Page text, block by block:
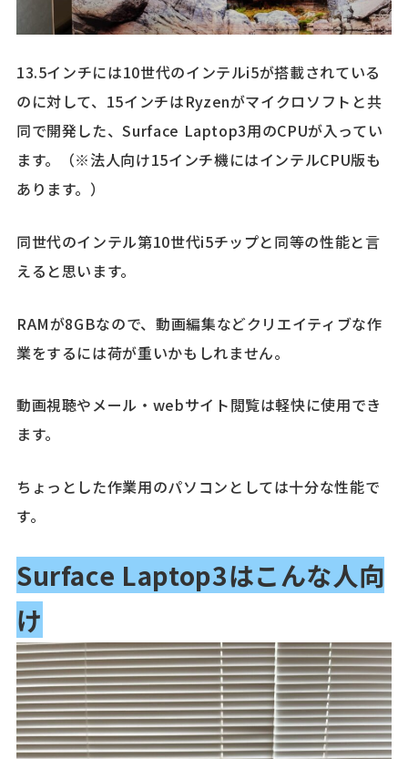
13.5インチには10世代のインテルi5が搭載されている
のに対して、15インチはRyzenがマイクロソフトと共
同で開発した、Surface Laptop3用のCPUが入ってい
ます。（※法人向け15インチ機にはインテルCPU版も
あります。）
同世代のインテル第10世代i5チップと同等の性能と言
えると思います。
RAMが8GBなので、動画編集などクリエイティブな作
業をするには荷が重いかもしれません。
動画視聴やメール・webサイト閲覧は軽快に使用でき
ます。
ちょっとした作業用のパソコンとしては十分な性能で
す。
Surface Laptop3はこんな人向
け